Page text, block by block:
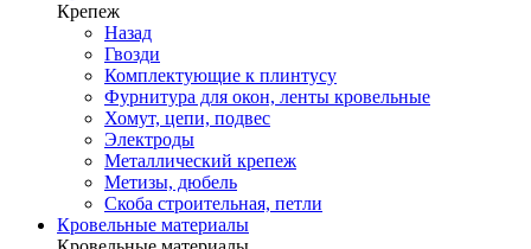
Крепеж
Назад
Гвозди
Комплектующие к плинтусу
Фурнитура для окон, ленты кровельные
Хомут, цепи, подвес
Электроды
Металлический крепеж
Метизы, дюбель
Скоба строительная, петли
Кровельные материалы